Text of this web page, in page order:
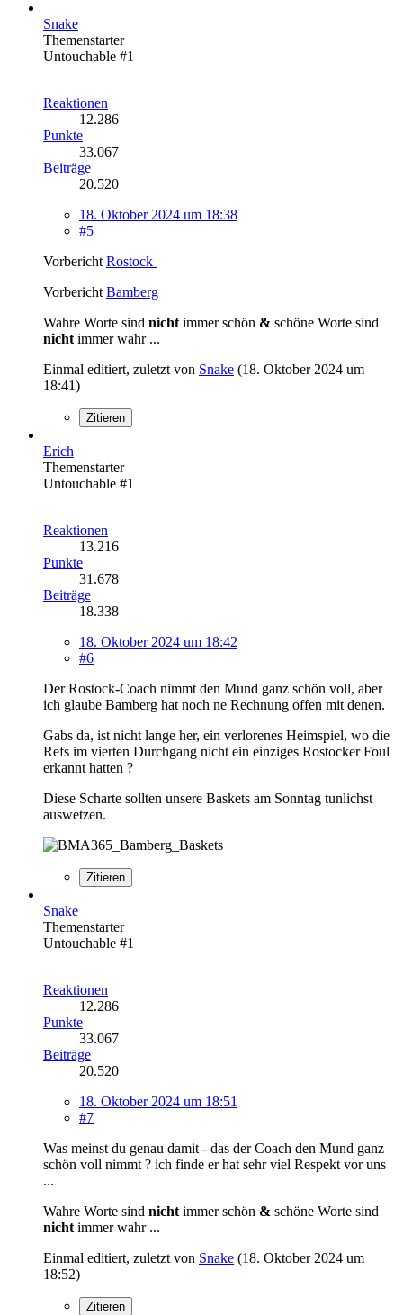
Snake
Themenstarter
Untouchable #1
Reaktionen
12.286
Punkte
33.067
Beiträge
20.520
18. Oktober 2024 um 18:38
#5
VorberichtRostock
VorberichtBamberg
Wahre Worte sind nichtimmer schön & schöne Worte sind
nichtimmer wahr ...
Einmal editiert, zuletzt von Snake (18. Oktober 2024 um
18:41)
Zitieren
Erich
Themenstarter
Untouchable #1
Reaktionen
13.216
Punkte
31.678
Beiträge
18.338
18. Oktober 2024 um 18:42
#6
Der Rostock-Coach nimmt den Mund ganz schön voll, aber
ich glaube Bamberg hat noch ne Rechnung offen mit denen.
Gabs da, ist nicht lange her, ein verlorenes Heimspiel, wo die
Refs im vierten Durchgang nicht ein einziges Rostocker Foul
erkannt hatten ?
Diese Scharte sollten unsere Baskets am Sonntag tunlichst
auswetzen.
Zitieren
Snake
Themenstarter
Untouchable #1
Reaktionen
12.286
Punkte
33.067
Beiträge
20.520
18. Oktober 2024 um 18:51
#7
Was meinst du genau damit - das der Coach den Mund ganz
schön voll nimmt ? ich finde er hat sehr viel Respekt vor uns
...
Wahre Worte sind nichtimmer schön & schöne Worte sind
nichtimmer wahr ...
Einmal editiert, zuletzt von Snake (18. Oktober 2024 um
18:52)
Zitieren